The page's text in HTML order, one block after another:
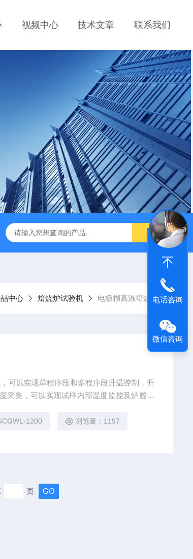
视频中心 技术文章 联系我们
循环测试仪 GCDLSM-800端子电流循环寿命试
中心 焙烧炉试验机 电极糊高温培烧炉
可以实现单程序段和多程序段升温控制，升
采集，可以实现试样内部温度监控及炉膛温
1200 浏览量：1197
页
电话咨询
微信咨询